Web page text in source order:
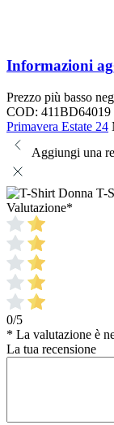
Informazioni
Prezzo più basso
COD: 411BD64019
Primavera Estate 24
Aggiungi una
T-
Valutazione*
0/5
* La valutazione è
La tua recensione